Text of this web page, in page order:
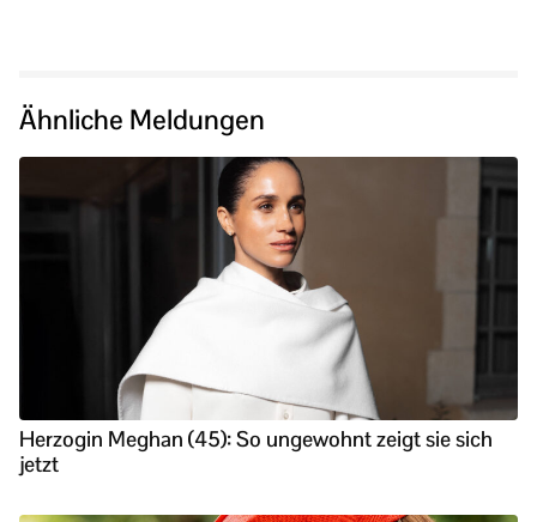
Ähnliche Meldungen
Herzogin Meghan (45): So ungewohnt zeigt sie sich
jetzt